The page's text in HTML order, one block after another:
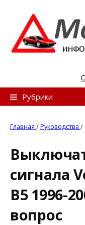
n
Рубрики
Главная /Руководства /
сигнала
B5 1996-
вопрос